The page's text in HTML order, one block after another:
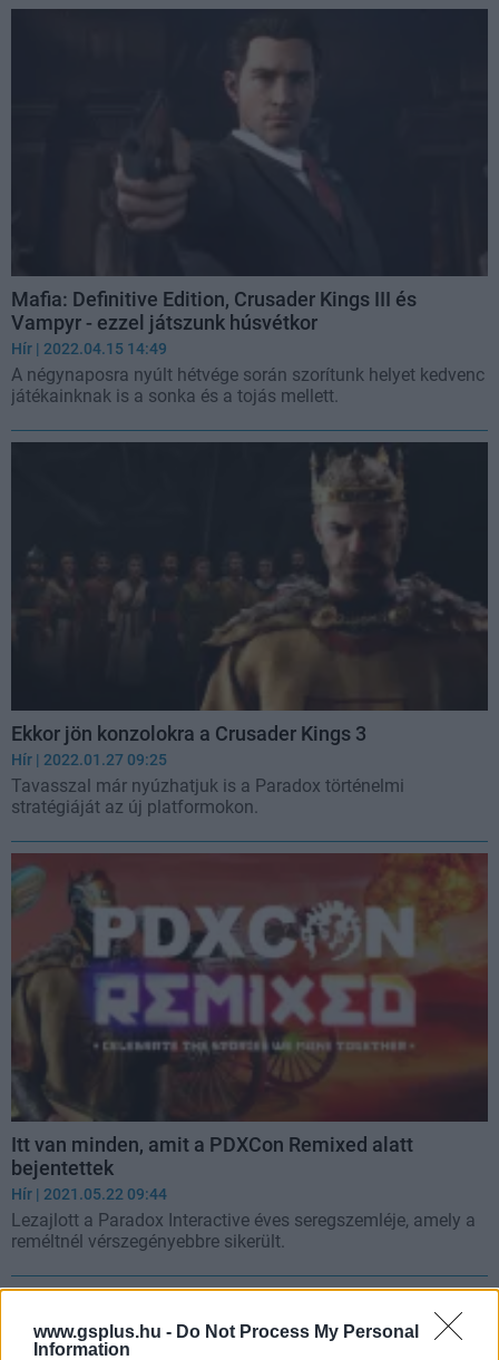
www.gsplus.hu - Do Not Process My Personal
Information
Mafia: Definitive Edition, Crusader Kings III és
Vampyr - ezzel játszunk húsvétkor
Hír | 2022.04.15 14:49
A négynaposra nyúlt hétvége során szorítunk helyet kedvenc
játékainknak is a sonka és a tojás mellett.
Ekkor jön konzolokra a Crusader Kings 3
Hír | 2022.01.27 09:25
Tavasszal már nyúzhatjuk is a Paradox történelmi
stratégiáját az új platformokon.
Itt van minden, amit a PDXCon Remixed alatt
bejentettek
Hír | 2021.05.22 09:44
Lezajlott a Paradox Interactive éves seregszemléje, amely a
reméltnél vérszegényebbre sikerült.